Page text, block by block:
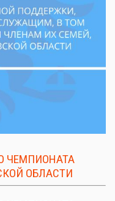
ЧЕМПИОНАТА
ОБЛАСТИ